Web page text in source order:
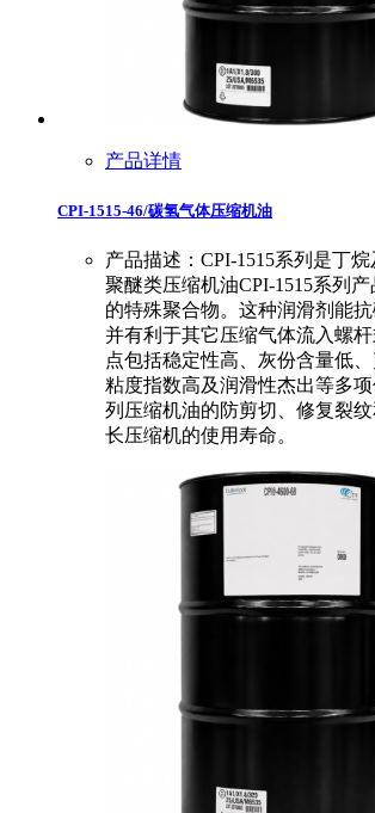
产品详情
CPI-1515-46/碳氢气体压缩机油
产品描述：CPI-1515系列是丁
聚醚类压缩机油CPI-1515系列
的特殊聚合物。这种润滑剂能抗
并有利于其它压缩气体流入螺
点包括稳定性高、灰份含量低
粘度指数高及润滑性杰出等多项
列压缩机油的防剪切、修复裂
长压缩机的使用寿命。